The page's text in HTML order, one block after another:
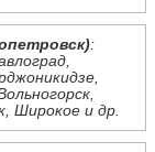
:
Широкое и др.